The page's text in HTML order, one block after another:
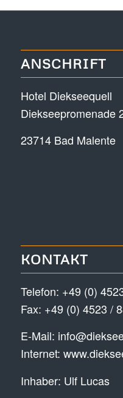
ANSCHRIFT
Hotel Diekseequell
Diekseepromenade
23714 Bad Malente
KONTAKT
Telefon: +49 (0)
Fax: +49 (0) 4523 /
E-Mail:
Internet:
Inhaber: Ulf Lucas